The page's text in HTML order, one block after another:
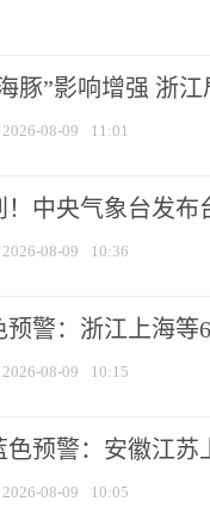
豚”影响增强 浙
2026-08-09 11:01
！中央气象台发布
2026-08-09 10:36
预警：浙江上海等
2026-08-09 10:15
色预警：安徽江苏
2026-08-09 10:05